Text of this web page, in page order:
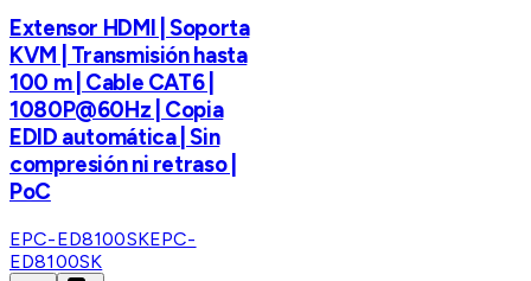
Extensor HDMI | Soporta
KVM | Transmisión hasta
100 m | Cable CAT6 |
1080P@60Hz | Copia
EDID automática | Sin
compresión ni retraso |
PoC
EPC-ED8100SKEPC-
ED8100SK